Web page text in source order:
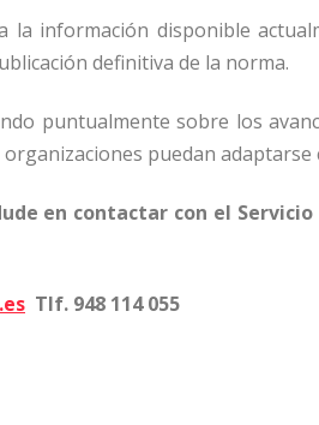
la información disponible
definitiva de la norma.
puntualmente sobre los
puedan
en contactar con el Servicio
Tlf. 948 114 055